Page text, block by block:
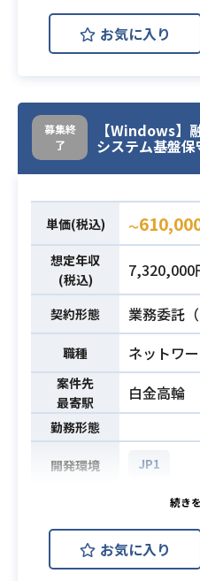
開発環境
GCP
Apache
AWS
業務内容
・共通分
築業務に
めの基盤
Netezza
用いて行
・具体的
ようなも
－データ
するフレ
す。
－そのフ
種WEBサ
データの投
ータマー
－DWHに
発行
－DWHに
お気に入り
募集終
了
【Windows】
システム基盤保
単価(税込) 〜
想定年収
(税込)
7,320,000
契約形態 業務委託
職種 ネットワ
案件先
最寄駅
白金高輪
勤務形態
開発環境 JP1
オープン
サーバの保
・
お気に入り